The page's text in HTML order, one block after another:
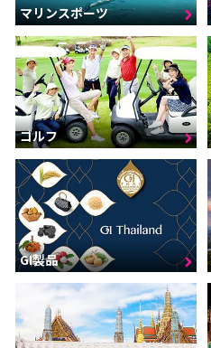
マリンスポーツ
ゴルフ
GI製品